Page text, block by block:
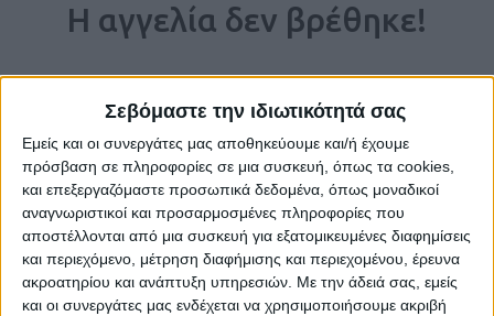
Σεβόμαστε την ιδιωτικότητά σας
Εμείς και οι συνεργάτες μας αποθηκεύουμε και/ή έχουμε
πρόσβαση σε πληροφορίες σε μια συσκευή, όπως τα cookies,
και επεξεργαζόμαστε προσωπικά δεδομένα, όπως μοναδικοί
αναγνωριστικοί και προσαρμοσμένες πληροφορίες που
αποστέλλονται από μια συσκευή για εξατομικευμένες διαφημίσεις
και περιεχόμενο, μέτρηση διαφήμισης και περιεχομένου, έρευνα
ακροατηρίου και ανάπτυξη υπηρεσιών. Με την άδειά σας, εμείς
και οι συνεργάτες μας ενδέχεται να χρησιμοποιήσουμε ακριβή
Η αγγελία δεν βρέθηκε!
Η αγγελία που ζητήσατε δεν υπάρχει.